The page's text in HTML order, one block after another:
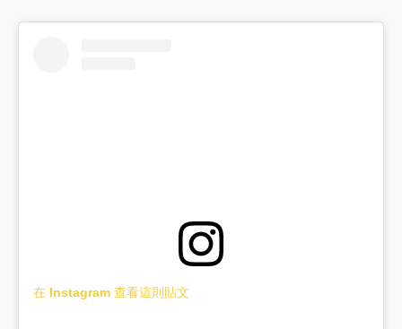
在 Instagram 查看這則貼文